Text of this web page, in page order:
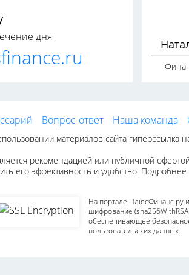
дня
Вопрос-ответ Наша команда
материалов сайта гиперссылка
рекомендацией или публичной
его эффективность и удобство. Подробнее
На портале ПлюсФинанс.ру
шифрование
обеспечивающее
пользовательских данных.